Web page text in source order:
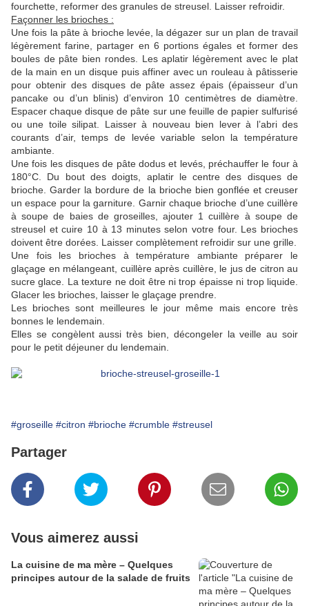
fourchette, reformer des granules de streusel. Laisser refroidir.
Façonner les brioches :
Une fois la pâte à brioche levée, la dégazer sur un plan de travail
légèrement farine, partager en 6 portions égales et former des
boules de pâte bien rondes. Les aplatir légèrement avec le plat
de la main en un disque puis affiner avec un rouleau à pâtisserie
pour obtenir des disques de pâte assez épais (épaisseur d’un
pancake ou d’un blinis) d’environ 10 centimètres de diamètre.
Espacer chaque disque de pâte sur une feuille de papier sulfurisé
ou une toile silipat. Laisser à nouveau bien lever à l’abri des
courants d’air, temps de levée variable selon la température
ambiante.
Une fois les disques de pâte dodus et levés, préchauffer le four à
180°C. Du bout des doigts, aplatir le centre des disques de
brioche. Garder la bordure de la brioche bien gonflée et creuser
un espace pour la garniture. Garnir chaque brioche d’une cuillère
à soupe de baies de groseilles, ajouter 1 cuillère à soupe de
streusel et cuire 10 à 13 minutes selon votre four. Les brioches
doivent être dorées. Laisser complètement refroidir sur une grille.
Une fois les brioches à température ambiante préparer le
glaçage en mélangeant, cuillère après cuillère, le jus de citron au
sucre glace. La texture ne doit être ni trop épaisse ni trop liquide.
Glacer les brioches, laisser le glaçage prendre.
Les brioches sont meilleures le jour même mais encore très
bonnes le lendemain.
Elles se congèlent aussi très bien, décongeler la veille au soir
pour le petit déjeuner du lendemain.
#groseille #citron #brioche #crumble #streusel
Partager
Vous aimerez aussi
La cuisine de ma mère – Quelques
principes autour de la salade de fruits